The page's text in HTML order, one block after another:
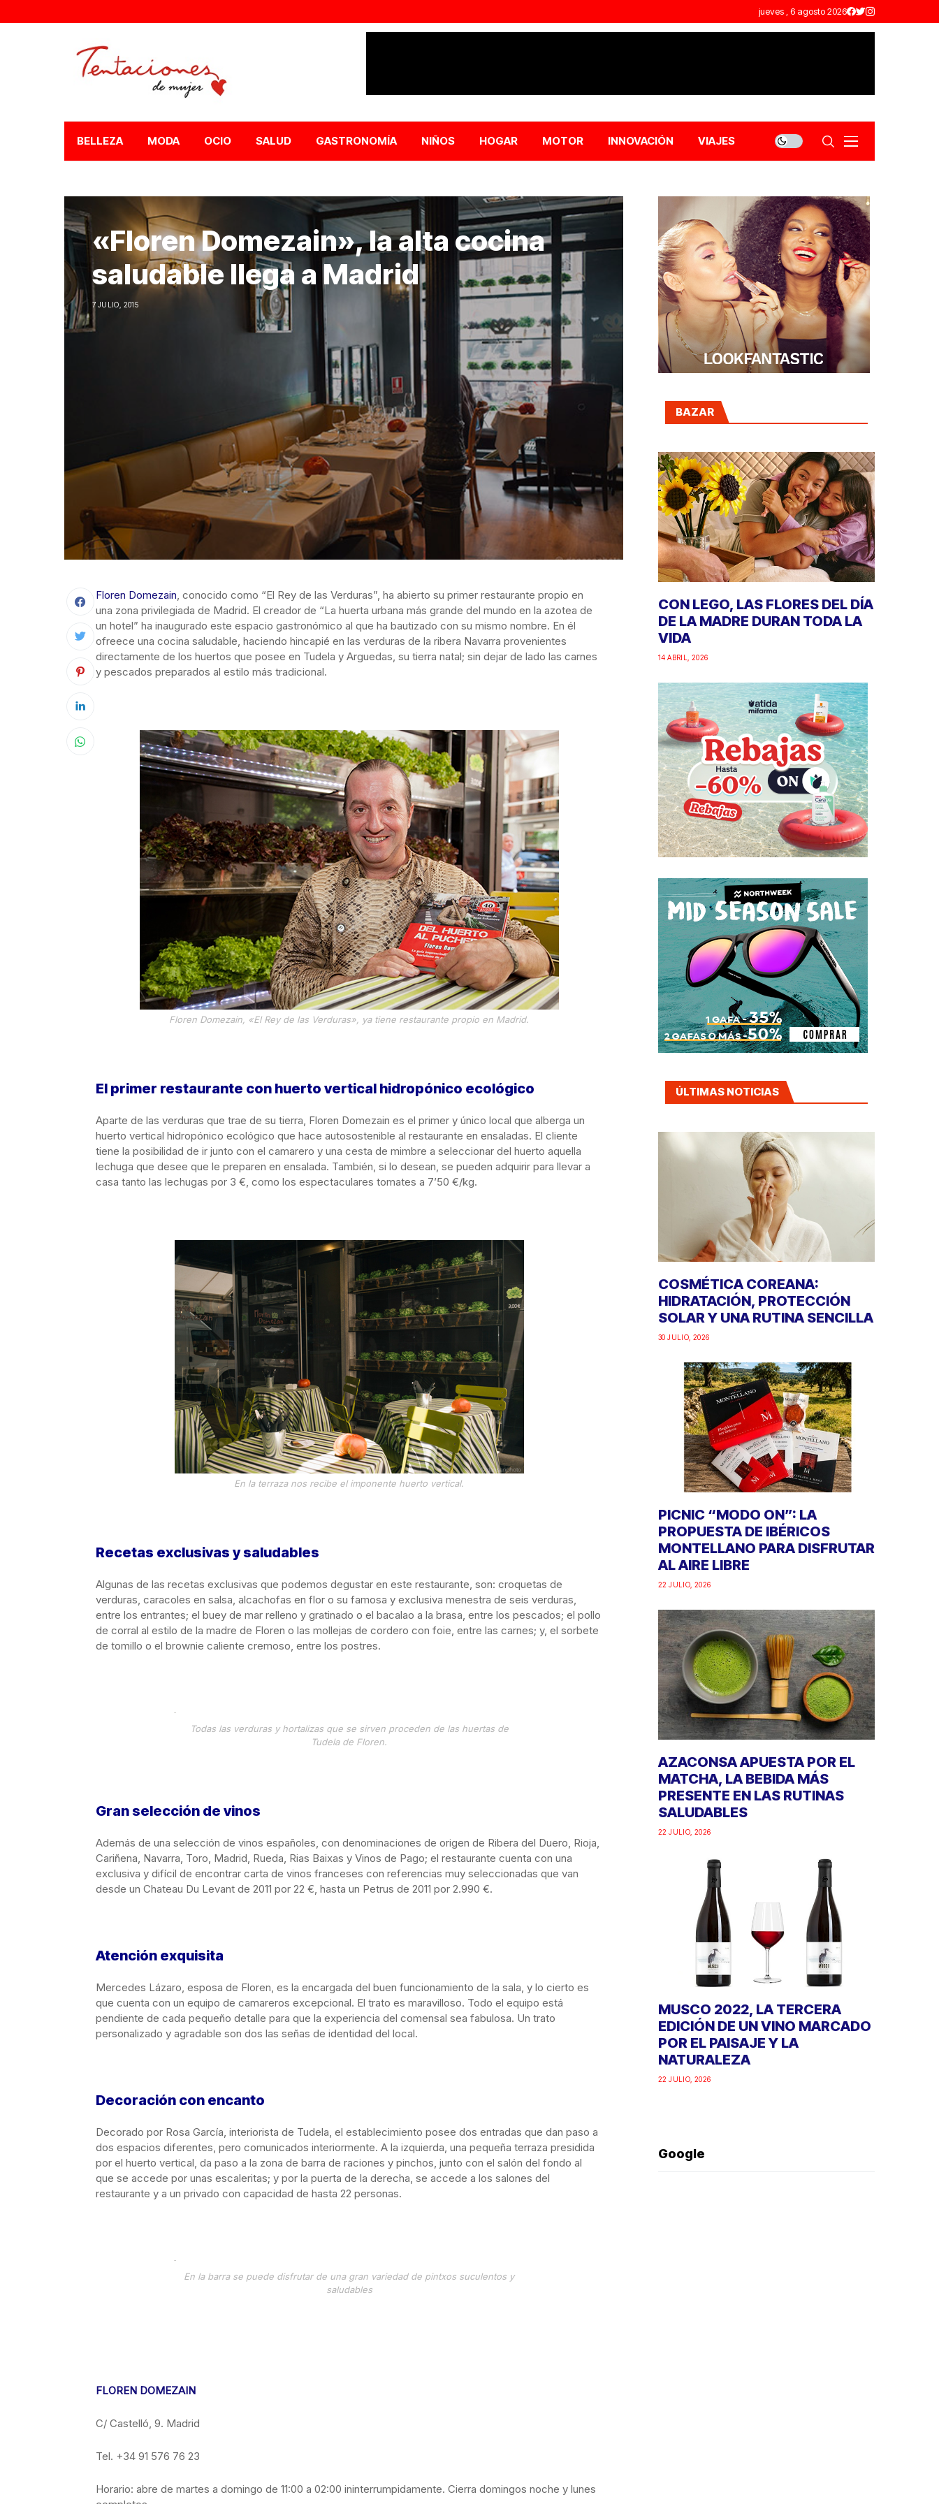
jueves , 6 agosto 2026
BELLEZA MODA OCIO SALUD GASTRONOMÍA NIÑOS HOGAR MOTOR INNOVACIÓN VIAJES
«Floren Domezain», la alta cocina
saludable llega a Madrid
7 JULIO, 2015
Floren Domezain, conocido como “El Rey de las Verduras”, ha abierto su primer restaurante propio en
una zona privilegiada de Madrid. El creador de “La huerta urbana más grande del mundo en la azotea de
un hotel” ha inaugurado este espacio gastronómico al que ha bautizado con su mismo nombre. En él
ofreece una cocina saludable, haciendo hincapié en las verduras de la ribera Navarra provenientes
directamente de los huertos que posee en Tudela y Arguedas, su tierra natal; sin dejar de lado las carnes
y pescados preparados al estilo más tradicional.
Floren Domezain, «El Rey de las Verduras», ya tiene restaurante propio en Madrid.
El primer restaurante con huerto vertical hidropónico ecológico
Aparte de las verduras que trae de su tierra, Floren Domezain es el primer y único local que alberga un
huerto vertical hidropónico ecológico que hace autosostenible al restaurante en ensaladas. El cliente
tiene la posibilidad de ir junto con el camarero y una cesta de mimbre a seleccionar del huerto aquella
lechuga que desee que le preparen en ensalada. También, si lo desean, se pueden adquirir para llevar a
casa tanto las lechugas por 3 €, como los espectaculares tomates a 7’50 €/kg.
En la terraza nos recibe el imponente huerto vertical.
Recetas exclusivas y saludables
Algunas de las recetas exclusivas que podemos degustar en este restaurante, son: croquetas de
verduras, caracoles en salsa, alcachofas en flor o su famosa y exclusiva menestra de seis verduras,
entre los entrantes; el buey de mar relleno y gratinado o el bacalao a la brasa, entre los pescados; el pollo
de corral al estilo de la madre de Floren o las mollejas de cordero con foie, entre las carnes; y, el sorbete
de tomillo o el brownie caliente cremoso, entre los postres.
Todas las verduras y hortalizas que se sirven proceden de las huertas de
Tudela de Floren.
Gran selección de vinos
Además de una selección de vinos españoles, con denominaciones de origen de Ribera del Duero, Rioja,
Cariñena, Navarra, Toro, Madrid, Rueda, Rias Baixas y Vinos de Pago; el restaurante cuenta con una
exclusiva y difícil de encontrar carta de vinos franceses con referencias muy seleccionadas que van
desde un Chateau Du Levant de 2011 por 22 €, hasta un Petrus de 2011 por 2.990 €.
Atención exquisita
Mercedes Lázaro, esposa de Floren, es la encargada del buen funcionamiento de la sala, y lo cierto es
que cuenta con un equipo de camareros excepcional. El trato es maravilloso. Todo el equipo está
pendiente de cada pequeño detalle para que la experiencia del comensal sea fabulosa. Un trato
personalizado y agradable son dos las señas de identidad del local.
Decoración con encanto
Decorado por Rosa García, interiorista de Tudela, el establecimiento posee dos entradas que dan paso a
dos espacios diferentes, pero comunicados interiormente. A la izquierda, una pequeña terraza presidida
por el huerto vertical, da paso a la zona de barra de raciones y pinchos, junto con el salón del fondo al
que se accede por unas escaleritas; y por la puerta de la derecha, se accede a los salones del
restaurante y a un privado con capacidad de hasta 22 personas.
En la barra se puede disfrutar de una gran variedad de pintxos suculentos y
saludables
FLOREN DOMEZAIN
C/ Castelló, 9. Madrid
Tel. +34 91 576 76 23
Horario: abre de martes a domingo de 11:00 a 02:00 ininterrumpidamente. Cierra domingos noche y lunes
BAZAR
CON LEGO, LAS FLORES DEL DÍA
DE LA MADRE DURAN TODA LA
VIDA
14 ABRIL, 2026
ÚLTIMAS NOTICIAS
COSMÉTICA COREANA:
HIDRATACIÓN, PROTECCIÓN
SOLAR Y UNA RUTINA SENCILLA
30 JULIO, 2026
PICNIC “MODO ON”: LA
PROPUESTA DE IBÉRICOS
MONTELLANO PARA DISFRUTAR
AL AIRE LIBRE
22 JULIO, 2026
AZACONSA APUESTA POR EL
MATCHA, LA BEBIDA MÁS
PRESENTE EN LAS RUTINAS
SALUDABLES
22 JULIO, 2026
MUSCO 2022, LA TERCERA
EDICIÓN DE UN VINO MARCADO
POR EL PAISAJE Y LA
NATURALEZA
22 JULIO, 2026
Google